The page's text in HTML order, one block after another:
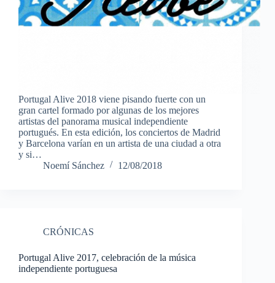
Portugal Alive 2018 viene pisando fuerte con un
gran cartel formado por algunas de los mejores
artistas del panorama musical independiente
portugués. En esta edición, los conciertos de Madrid
y Barcelona varían en un artista de una ciudad a otra
y si…
Noemí Sánchez
12/08/2018
CRÓNICAS
Portugal Alive 2017, celebración de la música
independiente portuguesa